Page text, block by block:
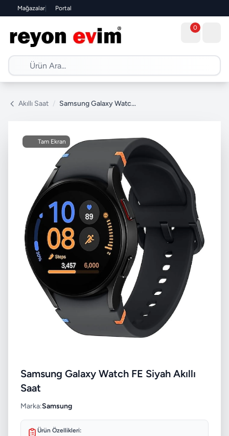
Mağazalar| Portal
0
Akıllı Saat / Samsung Galaxy Watch FE Siyah Akıllı Saat
Tam Ekran
Samsung Galaxy Watch FE Siyah Akıllı
Saat
Marka:Samsung
Ürün Özellikleri: